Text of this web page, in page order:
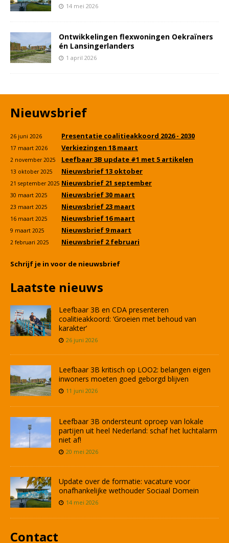
14 mei 2026
Ontwikkelingen flexwoningen Oekraïners
én Lansingerlanders
1 april 2026
Nieuwsbrief
26 juni 2026 Presentatie coalitieakkoord 2026 - 2030
17 maart 2026 Verkiezingen 18 maart
2 november 2025 Leefbaar 3B update #1 met 5 artikelen
13 oktober 2025 Nieuwsbrief 13 oktober
21 september 2025 Nieuwsbrief 21 september
30 maart 2025 Nieuwsbrief 30 maart
23 maart 2025 Nieuwsbrief 23 maart
16 maart 2025 Nieuwsbrief 16 maart
9 maart 2025 Nieuwsbrief 9 maart
2 februari 2025 Nieuwsbrief 2 februari
Schrijf je in voor de nieuwsbrief
Laatste nieuws
Leefbaar 3B en CDA presenteren
coalitieakkoord: ‘Groeien met behoud van
karakter’
26 juni 2026
Leefbaar 3B kritisch op LOO2: belangen eigen
inwoners moeten goed geborgd blijven
11 juni 2026
Leefbaar 3B ondersteunt oproep van lokale
partijen uit heel Nederland: schaf het luchtalarm
niet af!
20 mei 2026
Update over de formatie: vacature voor
onafhankelijke wethouder Sociaal Domein
14 mei 2026
Contact